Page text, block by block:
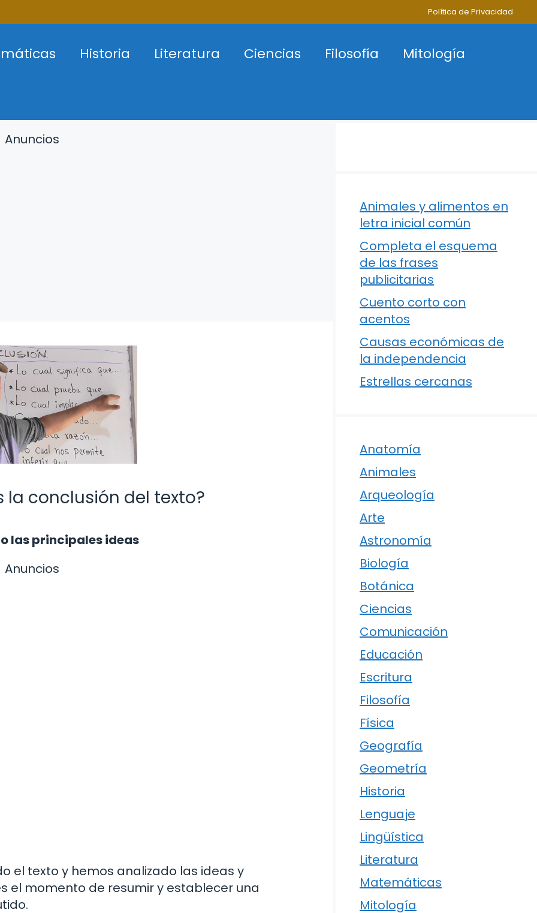
Política de Privacidad
Historia Literatura Ciencias Filosofía
Mitología
Anuncios
la conclusión del texto?
las principales ideas
Anuncios
el texto y hemos analizado las ideas y
el momento de resumir y establecer una
Animales y alimentos en
letra inicial común
Completa el esquema
de las frases
publicitarias
Cuento corto con
acentos
Causas económicas de
la independencia
Estrellas cercanas
Anatomía
Animales
Arqueología
Arte
Astronomía
Biología
Botánica
Ciencias
Comunicación
Educación
Escritura
Filosofía
Física
Geografía
Geometría
Historia
Lenguaje
Lingüística
Literatura
Matemáticas
Mitología